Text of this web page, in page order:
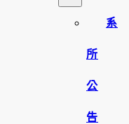
系
所
公
告